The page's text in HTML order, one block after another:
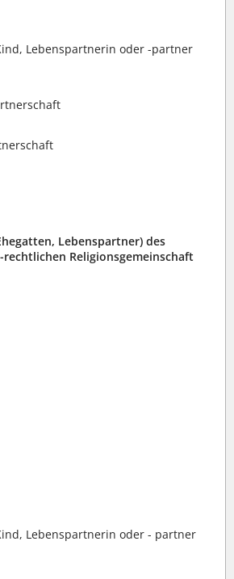
Lebenspartnerin oder -partner
Lebenspartner) des
Religionsgemeinschaft
Lebenspartnerin oder - partner